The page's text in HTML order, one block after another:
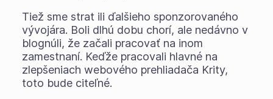
Tiež sme strat ili ďalšieho sponzorovaného
vývojára. Boli dlhú dobu chorí, ale nedávno v
blognúli, že začali pracovať na inom
zamestnaní. Keďže pracovali hlavné na
zlepšeniach webového prehliadača Krity,
toto bude citeľné.